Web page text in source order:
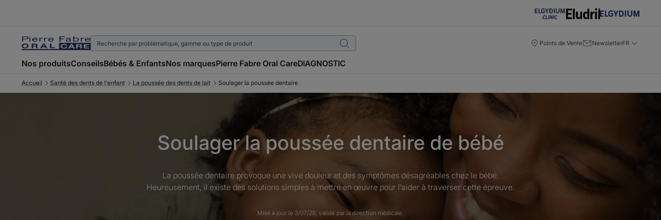
Points de Vente NewsletterFR
Nos produitsConseilsBébés & EnfantsNos marquesPierre Fabre Oral CareDIAGNOSTIC
Accueil Santé des dents de l'enfant La poussée des dents de lait Soulager la poussée dentaire
Soulager la poussée dentaire de bébé
La poussée dentaire provoque une vive douleur et des symptômes désagréables chez le bébé.
Heureusement, il existe des solutions simples à mettre en œuvre pour l’aider à traverser cette épreuve.
Mise à jour le 3/07/26 , validé par la direction médicale